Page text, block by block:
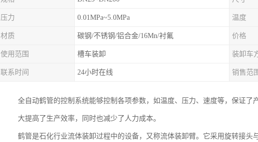
压力 0.01MPa~5.0MPa 温度
材质 碳钢/不锈钢/铝合金/16Mn/衬氟 价格
使用范围 槽车装卸 装卸车
联系时间 24小时在线 销售范
全自动鹤管的控制系统能够控制各项参数，如温度、压力、速度等，保证
大提高了生产效率，同时也减少了人力成本。
鹤管是石化行业流体装卸过程中的设备，又称流体装卸臂。它采用旋转接